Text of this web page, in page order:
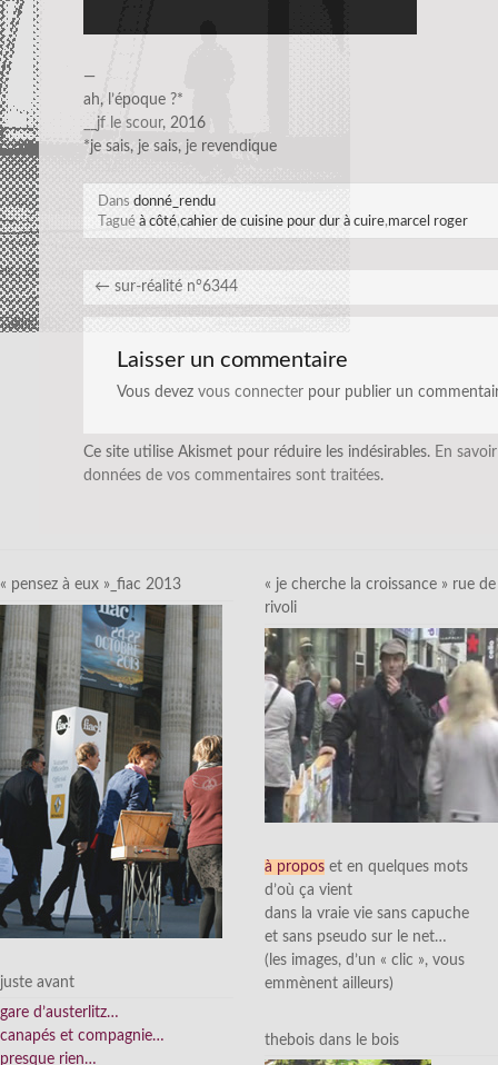
—
ah, l’époque ?*
__jf le scour, 2016
*je sais, je sais, je revendique
Dans donné_rendu
Tagué à côté,cahier de cuisine pour dur à cuire,marcel roger
← sur-réalité n°6344
Laisser un commentaire
Vous devez vous connecter pour publier un
Ce site utilise Akismet pour réduire les indésirables. En
données de vos commentaires sont traitées.
« pensez à eux »_fiac 2013
juste avant
gare d’austerlitz…
canapés et compagnie…
presque rien…
« je cherche la croissance » rue de
rivoli
à propos et en quelques mots
d’où ça vient
dans la vraie vie sans capuche
et sans pseudo sur le net…
(les images, d’un « clic », vous
emmènent ailleurs)
thebois dans le bois